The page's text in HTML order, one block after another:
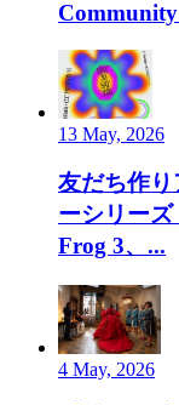
13 May, 2026
友だち作り
ーシリーズ
Frog 3、...
4 May, 2026